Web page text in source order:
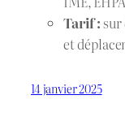
Tarif :sur
et
14 janvier 2025